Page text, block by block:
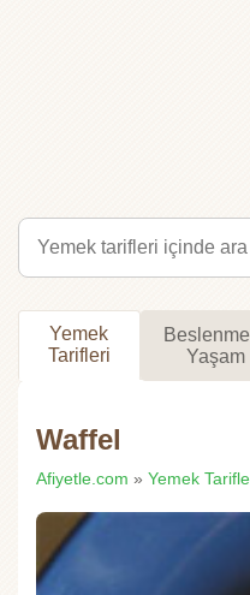
Yemek
Tarifleri
Yaşam
Waffel
Afiyetle.com » Yemek